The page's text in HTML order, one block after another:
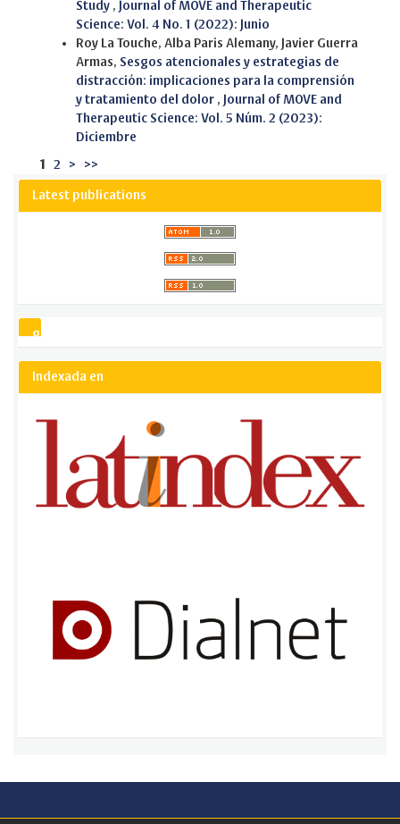
Study , Journal of MOVE and Therapeutic
Science: Vol. 4 No. 1 (2022): Junio
Roy La Touche, Alba Paris Alemany, Javier Guerra
Armas, Sesgos atencionales y estrategias de
distracción: implicaciones para la comprensión
y tratamiento del dolor , Journal of MOVE and
Therapeutic Science: Vol. 5 Núm. 2 (2023):
Diciembre
1 2 > >>
Latest publications
gsCitation
Indexada en